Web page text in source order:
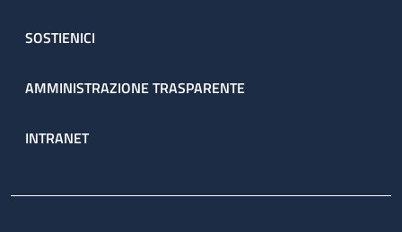
SOSTIENICI
AMMINISTRAZIONE TRASPARENTE
INTRANET